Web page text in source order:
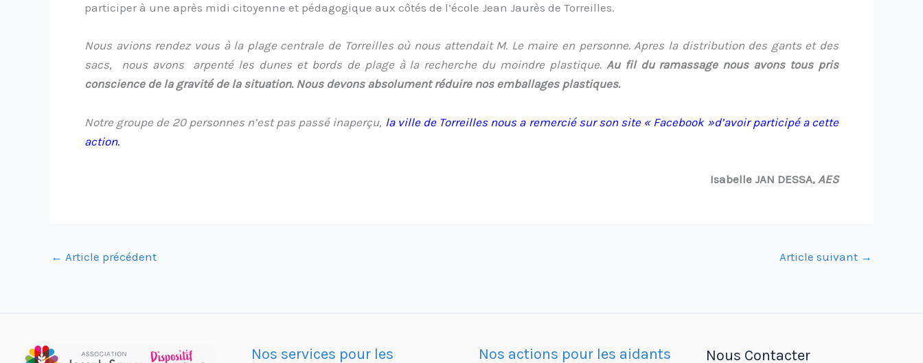
participer à une après midi citoyenne et pédagogique aux côtés de l’école Jean Jaurès de Torreilles.
Nous avions rendez vous à la plage centrale de Torreilles où nous attendait M. Le maire en personne. Apres la distribution des gants et des
sacs, nous avons arpenté les dunes et bords de plage à la recherche du moindre plastique. Au fil du ramassage nous avons tous pris
conscience de la gravité de la situation. Nous devons absolument réduire nos emballages plastiques.
Notre groupe de 20 personnes n’est pas passé inaperçu, la ville de Torreilles nous a remercié sur son site « Facebook »d’avoir participé a cette
action.
Isabelle JAN DESSA, AES
← Article précédent Article suivant →
Nos services pour les Nos actions pour les aidants Nous Contacter